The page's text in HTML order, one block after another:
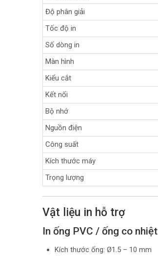
Độ phân giải
Tốc độ in
Số dòng in
Màn hình
Kiểu cắt
Kết nối
Bộ nhớ
Nguồn điện
Công suất
Kích thước máy
Trọng lượng
Vật liệu in hỗ trợ
In ống PVC / ống co nhiệt
Kích thước ống: Ø1.5 – 10 mm